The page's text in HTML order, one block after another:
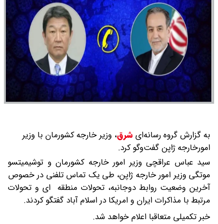
به گزارش گروه رسانه‌ایشرق، وزیر خارجه کشورمان با وزیر
امورخارجه ژاپن گفت‌وگو کرد.
سید عباس عراقچی وزیر امور خارجه کشورمان و توشیمیتسو
موتگی وزیر امور خارجه ژاپن، طی یک تماس تلفنی در خصوص
آخرین وضعیت روابط دوجانبه، تحولات منطقه ای و تحولات
مرتبط با مذاکرات ایران و امریکا در اسلام آباد گفتگو کردند.
خبر تکمیلی متعاقبا اعلام خواهد شد.